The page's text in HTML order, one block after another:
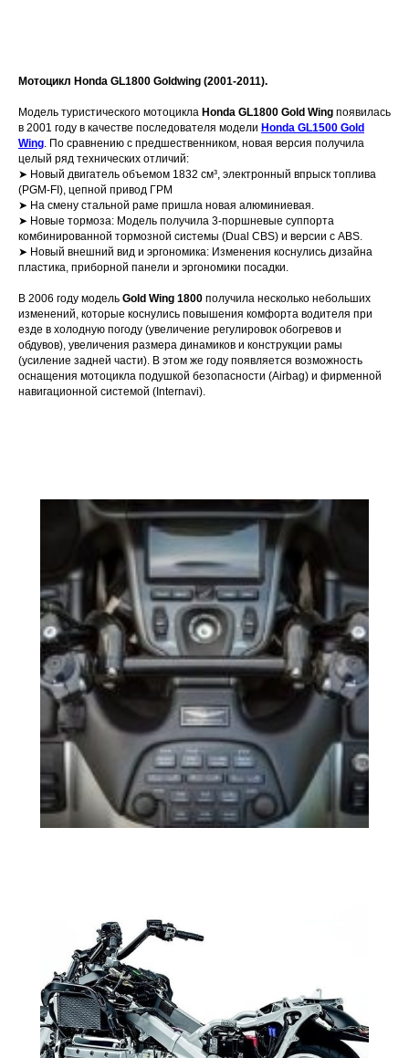
Мотоцикл Honda GL1800 Goldwing (2001-2011).
Модель туристического мотоцикла Honda GL1800 Gold Wing появилась
в 2001 году в качестве последователя модели Honda GL1500 Gold
Wing. По сравнению с предшественником, новая версия получила
целый ряд технических отличий:
➤ Новый двигатель объемом 1832 см³, электронный впрыск топлива
(PGM-FI), цепной привод ГРМ
➤ На смену стальной раме пришла новая алюминиевая.
➤ Новые тормоза: Модель получила 3-поршневые суппорта
комбинированной тормозной системы (Dual CBS) и версии с ABS.
➤ Новый внешний вид и эргономика: Изменения коснулись дизайна
пластика, приборной панели и эргономики посадки.
В 2006 году модель Gold Wing 1800 получила несколько небольших
изменений, которые коснулись повышения комфорта водителя при
езде в холодную погоду (увеличение регулировок обогревов и
обдувов), увеличения размера динамиков и конструкции рамы
(усиление задней части). В этом же году появляется возможность
оснащения мотоцикла подушкой безопасности (Airbag) и фирменной
навигационной системой (Internavi).